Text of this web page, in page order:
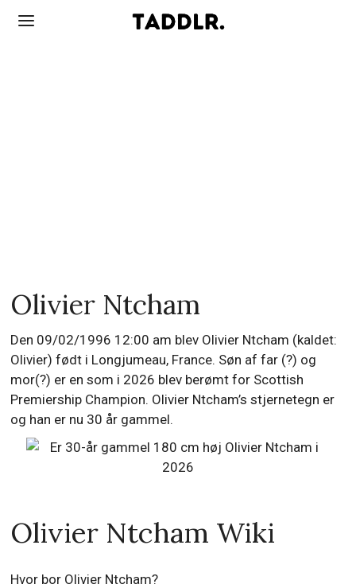
Olivier Ntcham
Den 09/02/1996 12:00 am blev Olivier Ntcham (kaldet:
Olivier) født i Longjumeau, France. Søn af far (?) og
mor(?) er en som i 2026 blev berømt for Scottish
Premiership Champion. Olivier Ntcham’s stjernetegn er
og han er nu 30 år gammel.
Olivier Ntcham Wiki
Hvor bor Olivier Ntcham?